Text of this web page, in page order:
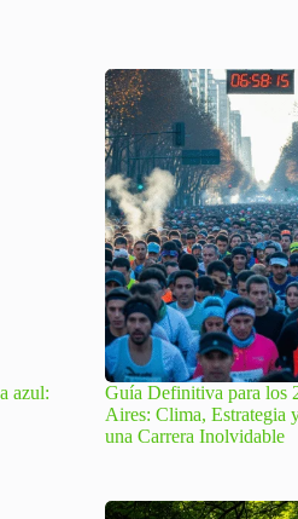
azul:
Guía Definitiva para los
Aires: Clima, Estrategia
una Carrera Inolvidable